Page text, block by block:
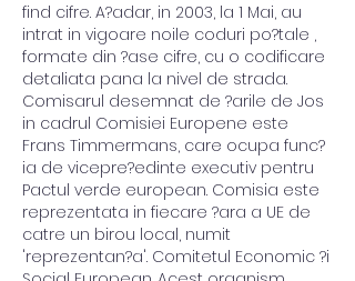
find cifre. A?adar, in 2003, la 1 Mai, au
intrat in vigoare noile coduri po?tale ,
formate din ?ase cifre, cu o codificare
detaliata pana la nivel de strada.
Comisarul desemnat de ?arile de Jos
in cadrul Comisiei Europene este
Frans Timmermans, care ocupa func?
ia de vicepre?edinte executiv pentru
Pactul verde european. Comisia este
reprezentata in fiecare ?ara a UE de
catre un birou local, numit
'reprezentan?a'. Comitetul Economic ?i